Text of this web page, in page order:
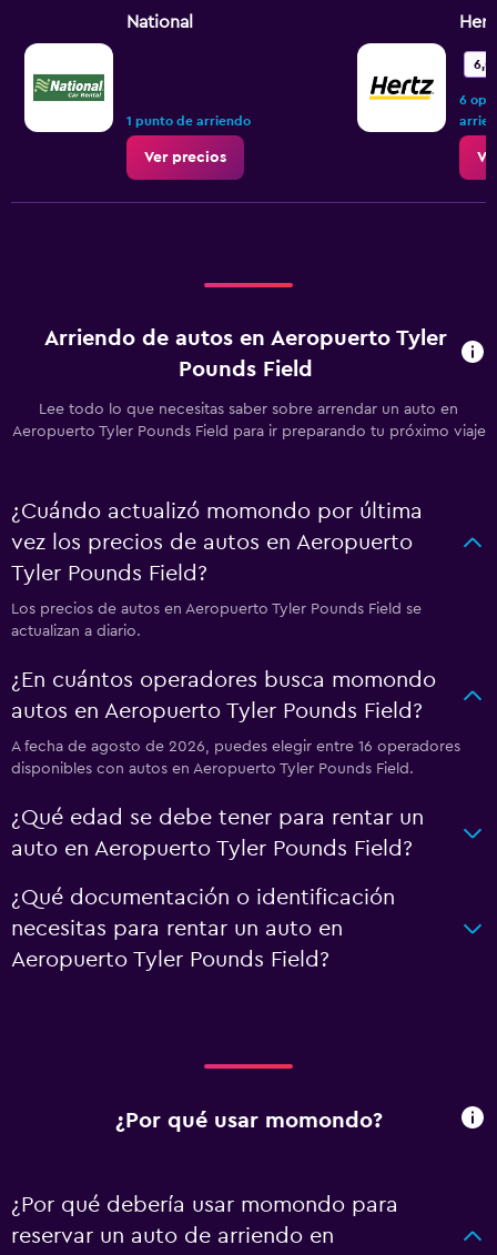
National
1 punto de arriendo
Ver precios
6,0
6
Arriendo de autos en Aeropuerto Tyler
Pounds Field
Lee todo lo que necesitas saber sobre arrendar un auto en
Aeropuerto Tyler Pounds Field para ir preparando tu próximo viaje
¿Cuándo actualizó momondo por última
vez los precios de autos en Aeropuerto
Tyler Pounds Field?
Los precios de autos en Aeropuerto Tyler Pounds Field se
actualizan a diario.
¿En cuántos operadores busca momondo
autos en Aeropuerto Tyler Pounds Field?
A fecha de agosto de 2026, puedes elegir entre 16 operadores
disponibles con autos en Aeropuerto Tyler Pounds Field.
¿Qué edad se debe tener para rentar un
auto en Aeropuerto Tyler Pounds Field?
¿Qué documentación o identificación
necesitas para rentar un auto en
Aeropuerto Tyler Pounds Field?
¿Por qué usar momondo?
¿Por qué debería usar momondo para
reservar un auto de arriendo en